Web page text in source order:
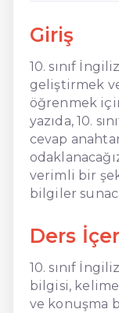
Giriş
10. sınıf
geliştirmek
öğrenmek
yazıda, 10.
cevap
verimli bir
bilgiler
Ders
10. sınıf
bilgisi,
ve konuşma